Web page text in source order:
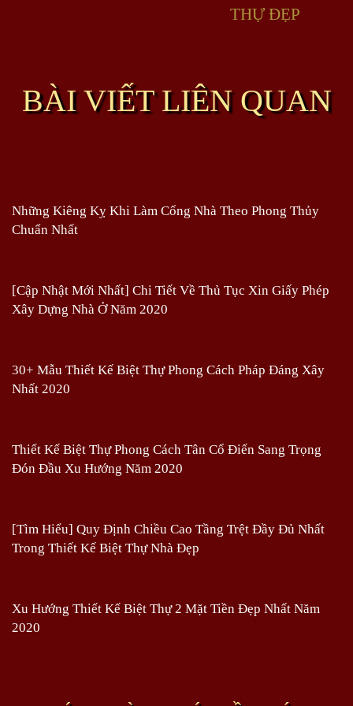
THỰ ĐẸP
BÀI VIẾT LIÊN QUAN
Những Kiêng Kỵ Khi Làm Cổng Nhà Theo Phong Thủy
Chuẩn Nhất
[Cập Nhật Mới Nhất] Chi Tiết Về Thủ Tục Xin Giấy Phép
Xây Dựng Nhà Ở Năm 2020
30+ Mẫu Thiết Kế Biệt Thự Phong Cách Pháp Đáng Xây
Nhất 2020
Thiết Kế Biệt Thự Phong Cách Tân Cổ Điển Sang Trọng
Đón Đầu Xu Hướng Năm 2020
[Tìm Hiểu] Quy Định Chiều Cao Tầng Trệt Đầy Đủ Nhất
Trong Thiết Kế Biệt Thự Nhà Đẹp
Xu Hướng Thiết Kế Biệt Thự 2 Mặt Tiền Đẹp Nhất Năm
2020